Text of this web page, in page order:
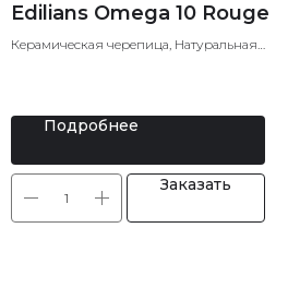
Edilians Omega 10 Rouge
Керамическая черепица, Натуральная
Подробнее
Заказать